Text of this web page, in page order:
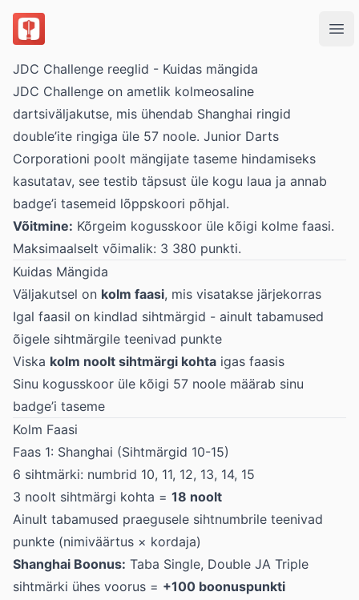
DartsOn
JDC Challenge reeglid - Kuidas mängida
JDC Challenge on ametlik kolmeosaline
dartsiväljakutse, mis ühendab Shanghai ringid
double’ite ringiga üle 57 noole. Junior Darts
Corporationi poolt mängijate taseme hindamiseks
kasutatav, see testib täpsust üle kogu laua ja annab
badge’i tasemeid lõppskoori põhjal.
Võitmine: Kõrgeim kogusskoor üle kõigi kolme faasi.
Maksimaalselt võimalik: 3 380 punkti.
Kuidas Mängida
Väljakutsel on kolm faasi, mis visatakse järjekorras
Igal faasil on kindlad sihtmärgid - ainult tabamused
õigele sihtmärgile teenivad punkte
Viska kolm noolt sihtmärgi kohta igas faasis
Sinu kogusskoor üle kõigi 57 noole määrab sinu
badge’i taseme
Kolm Faasi
Faas 1: Shanghai (Sihtmärgid 10-15)
6 sihtmärki: numbrid 10, 11, 12, 13, 14, 15
3 noolt sihtmärgi kohta = 18 noolt
Ainult tabamused praegusele sihtnumbrile teenivad
punkte (nimiväärtus × kordaja)
Shanghai Boonus: Taba Single, Double JA Triple
sihtmärki ühes voorus = +100 boonuspunkti